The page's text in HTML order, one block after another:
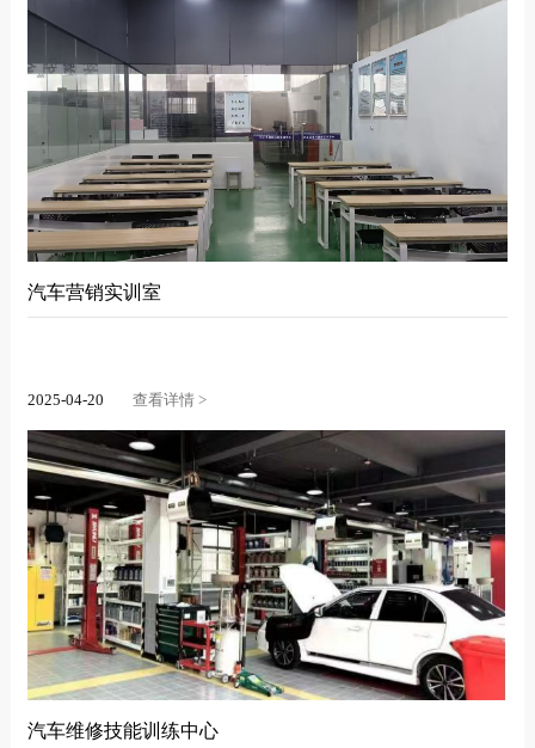
汽车营销实训室
2025-04-20 查看详情 >
汽车维修技能训练中心